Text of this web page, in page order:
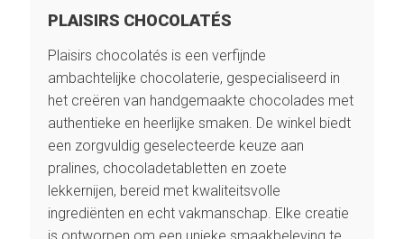
PLAISIRS CHOCOLATÉS
Plaisirs chocolatés is een verfijnde
ambachtelijke chocolaterie, gespecialiseerd in
het creëren van handgemaakte chocolades met
authentieke en heerlijke smaken. De winkel biedt
een zorgvuldig geselecteerde keuze aan
pralines, chocoladetabletten en zoete
lekkernijen, bereid met kwaliteitsvolle
ingrediënten en echt vakmanschap. Elke creatie